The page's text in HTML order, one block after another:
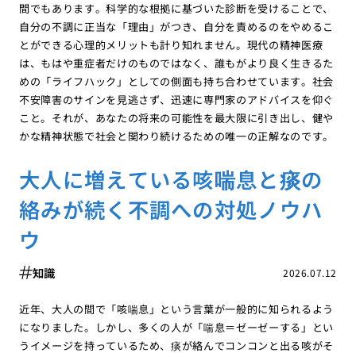
間でもあります。科学的な根拠に基づいた診断を受けることで、
自分の不調に正当な「理由」がつき、自分を責めるのをやめるこ
とができる心理的メリットも計り知れません。現代の精神医療
は、もはや重症者だけのものではなく、誰もがより良く生きるた
めの「ライフハック」としての側面も持ち合わせています。社会
不安障害のサインを見逃さず、迅速に専門家のアドバイスを仰ぐ
こと。それが、あなたの将来の可能性を最大限に引き出し、健や
かな精神状態で社会と関わり続けるための唯一の正解なのです。
大人に増えている咳喘息と痰の
絡みが続く不調への対処ノウハ
ウ
2026.07.12
知識
近年、大人の間で「咳喘息」という言葉が一般的に知られるよう
になりました。しかし、多くの人が「喘息＝ゼーゼーする」とい
うイメージを持っているため、痰が絡んでコンコンと出る咳がそ